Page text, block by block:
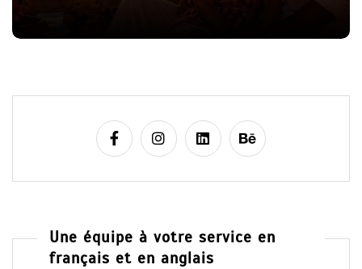
Une équipe à votre service en
français et en anglais